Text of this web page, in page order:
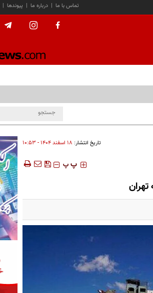
| پیوندها | درباره ما | تماس با ما
تاریخ انتشار: ۱۸ اسفند ۱۴۰۴ - ۱۰:۵۳
‍‍‍ پ پ